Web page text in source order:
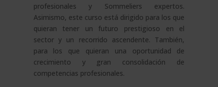
profesionales y Sommeliers expertos.
Asimismo, este curso está dirigido para los que
quieran tener un futuro prestigioso en el
sector y un recorrido ascendente. También,
para los que quieran una oportunidad de
crecimiento y gran consolidación de
competencias profesionales.